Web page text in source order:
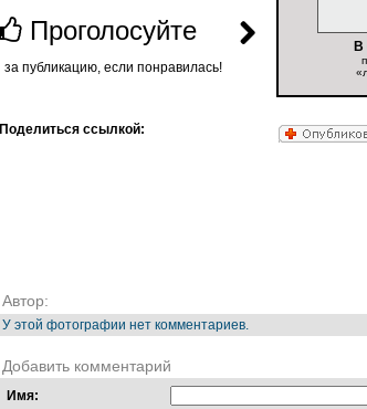
Проголосуйте
за публикацию, если понравилась!
В
Поделиться ссылкой:
Автор:
У этой фотографии нет комментариев.
Добавить комментарий
Имя: